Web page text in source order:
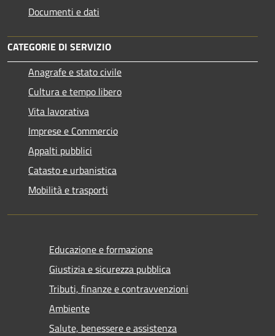
Documenti e dati
CATEGORIE DI SERVIZIO
Anagrafe e stato civile
Cultura e tempo libero
Vita lavorativa
Imprese e Commercio
Appalti pubblici
Catasto e urbanistica
Mobilità e trasporti
Educazione e formazione
Giustizia e sicurezza pubblica
Tributi, finanze e contravvenzioni
Ambiente
Salute, benessere e assistenza